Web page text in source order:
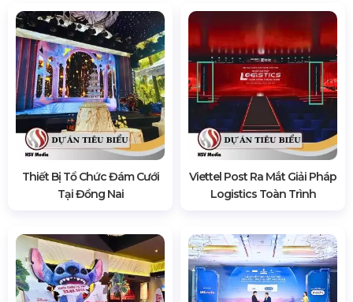
BÀI VIẾT LIÊN QUAN
Thành Lập Van Aelst -
Nguyen & Partners
Bình Dương